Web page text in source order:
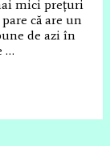
mici prețuri
că are un
de azi în
…